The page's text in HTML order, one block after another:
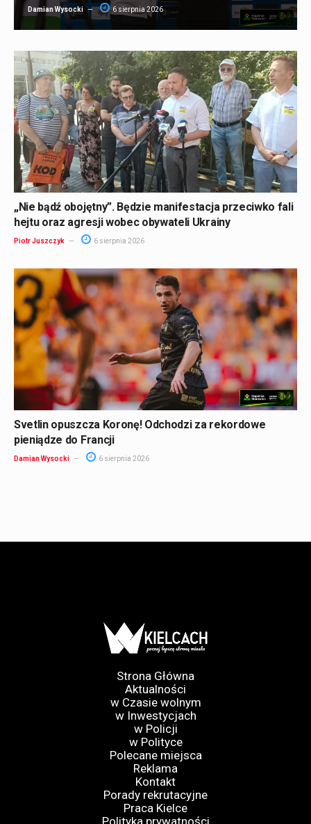
Damian Wysocki 6 sierpnia 2026
„Nie bądź obojętny”. Będzie manifestacja przeciwko fali
hejtu oraz agresji wobec obywateli Ukrainy
Piotr Juszczyk 6 sierpnia 2026
Svetlin opuszcza Koronę! Odchodzi za rekordowe
pieniądze do Francji
Damian Wysocki 6 sierpnia 2026
Strona Główna
Aktualności
w Czasie wolnym
w Inwestycjach
w Policji
w Polityce
Polecane miejsca
Reklama
Kontakt
Porady rekrutacyjne
Praca Kielce
Polityka prywatności